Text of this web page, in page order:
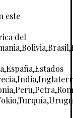
este
del